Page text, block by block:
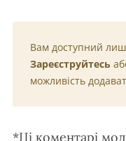
Вам доступний
Зареєструйтесь
можливість
*Ці коментарі